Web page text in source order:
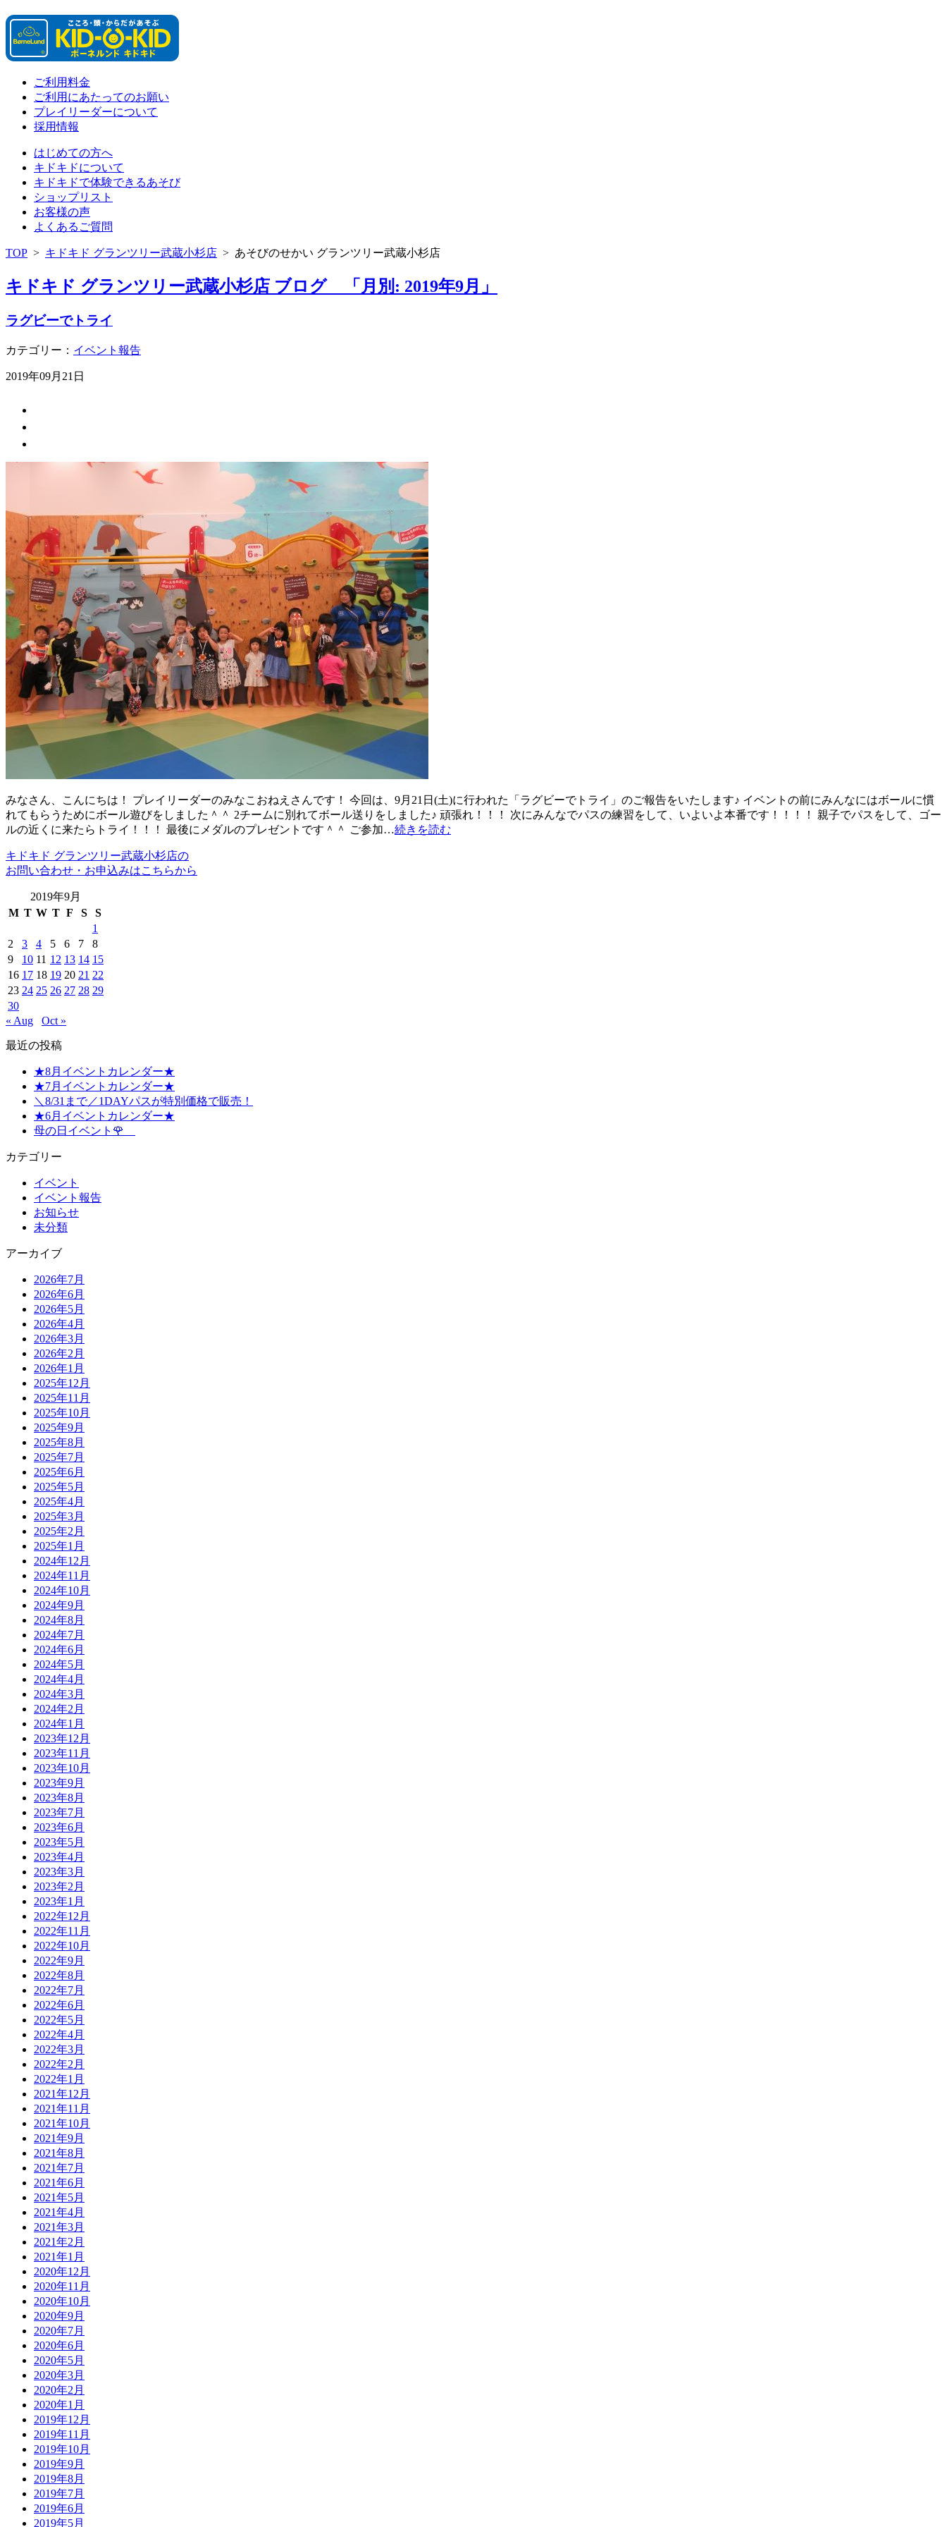
ご利用料金
ご利用にあたってのお願い
プレイリーダーについて
採用情報
はじめての方へ
キドキドについて
キドキドで体験できるあそび
ショップリスト
お客様の声
よくあるご質問
TOP > キドキド グランツリー武蔵小杉店 > あそびのせかい グランツリー武蔵小杉店
キドキド グランツリー武蔵小杉店 ブログ 「月別: 2019年9月」
ラグビーでトライ
カテゴリー： イベント報告
2019年09月21日
みなさん、こんにちは！ プレイリーダーのみなこおねえさんです！ 今回は、9月21日(土)に行われた「ラグビーでトライ」のご報告をいたします♪ イベントの前にみんなにはボールに慣
れてもらうためにボール遊びをしました＾＾ 2チームに別れてボール送りをしました♪ 頑張れ！！！ 次にみんなでパスの練習をして、いよいよ本番です！！！！ 親子でパスをして、ゴー
ルの近くに来たらトライ！！！ 最後にメダルのプレゼントです＾＾ ご参加…続きを読む
キドキド グランツリー武蔵小杉店の
お問い合わせ・お申込みはこちらから
2019年9月
M T W T F S
S
1
2
3 4 5 6 7
8
9
10 11 12 13 14 15
16 17 18 19 20 21 22
23 24 25 26 27 28 29
30
« Aug
Oct »
最近の投稿
★8月イベントカレンダー★
★7月イベントカレンダー★
＼8/31まで／1DAYパスが特別価格で販売！
★6月イベントカレンダー★
母の日イベント🌹
カテゴリー
イベント
イベント報告
お知らせ
未分類
アーカイブ
2026年7月
2026年6月
2026年5月
2026年4月
2026年3月
2026年2月
2026年1月
2025年12月
2025年11月
2025年10月
2025年9月
2025年8月
2025年7月
2025年6月
2025年5月
2025年4月
2025年3月
2025年2月
2025年1月
2024年12月
2024年11月
2024年10月
2024年9月
2024年8月
2024年7月
2024年6月
2024年5月
2024年4月
2024年3月
2024年2月
2024年1月
2023年12月
2023年11月
2023年10月
2023年9月
2023年8月
2023年7月
2023年6月
2023年5月
2023年4月
2023年3月
2023年2月
2023年1月
2022年12月
2022年11月
2022年10月
2022年9月
2022年8月
2022年7月
2022年6月
2022年5月
2022年4月
2022年3月
2022年2月
2022年1月
2021年12月
2021年11月
2021年10月
2021年9月
2021年8月
2021年7月
2021年6月
2021年5月
2021年4月
2021年3月
2021年2月
2021年1月
2020年12月
2020年11月
2020年10月
2020年9月
2020年7月
2020年6月
2020年5月
2020年3月
2020年2月
2020年1月
2019年12月
2019年11月
2019年10月
2019年9月
2019年8月
2019年7月
2019年6月
2019年5月